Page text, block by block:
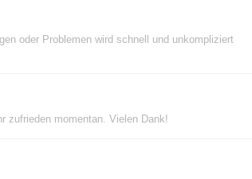
oder Problemen wird schnell und unkompliziert
zufrieden momentan. Vielen Dank!